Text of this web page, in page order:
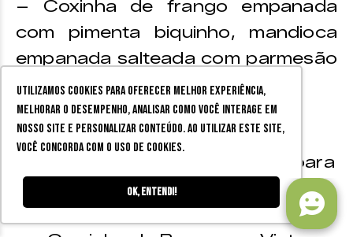
Utilizamos cookies para oferecer melhor experiência,
melhorar o desempenho, analisar como você interage em
nosso site e personalizar conteúdo. Ao utilizar este site,
você concorda com o uso de cookies.
Ok, entendi!
–
Coxinha de frango empanada
com pimenta biquinho, mandioca
empanada salteada com parmesão
e molho da casa.
�Y�’Valor:R$ 20
�Ys- Distância entre os
Gentileza para
o Espetinho da
Villa aproximadamente 2 min |